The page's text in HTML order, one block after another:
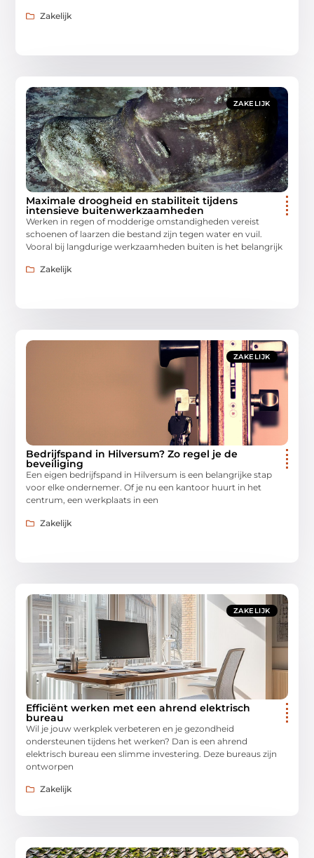
Zakelijk
ZAKELIJK
Maximale droogheid en stabiliteit tijdens
intensieve buitenwerkzaamheden
Werken in regen of modderige omstandigheden vereist
schoenen of laarzen die bestand zijn tegen water en vuil.
Vooral bij langdurige werkzaamheden buiten is het belangrijk
Zakelijk
ZAKELIJK
Bedrijfspand in Hilversum? Zo regel je de
beveiliging
Een eigen bedrijfspand in Hilversum is een belangrijke stap
voor elke ondernemer. Of je nu een kantoor huurt in het
centrum, een werkplaats in een
Zakelijk
ZAKELIJK
Efficiënt werken met een ahrend elektrisch
bureau
Wil je jouw werkplek verbeteren en je gezondheid
ondersteunen tijdens het werken? Dan is een ahrend
elektrisch bureau een slimme investering. Deze bureaus zijn
ontworpen
Zakelijk